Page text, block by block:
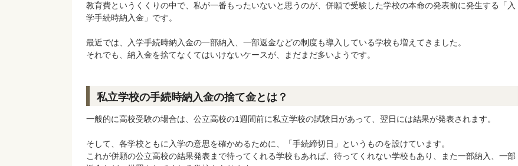
教育費というくくりの中で、私が一番もったいないと思うのが、併願で受験した学校の本命の発表前に発生する「入
学手続時納入金」です。
最近では、入学手続時納入金の一部納入、一部返金などの制度も導入している学校も増えてきました。
それでも、納入金を捨てなくてはいけないケースが、まだまだ多いようです。
私立学校の手続時納入金の捨て金とは？
一般的に高校受験の場合は、公立高校の1週間前に私立学校の試験日があって、翌日には結果が発表されます。
そして、各学校ともに入学の意思を確かめるために、「手続締切日」というものを設けています。
これが併願の公立高校の結果発表まで待ってくれる学校もあれば、待ってくれない学校もあり、また一部納入、一部